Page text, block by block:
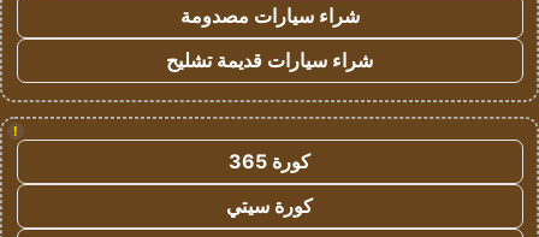
شراء سيارات مصدومة
شراء سيارات قديمة تشليح
!
كورة 365
كورة سيتي